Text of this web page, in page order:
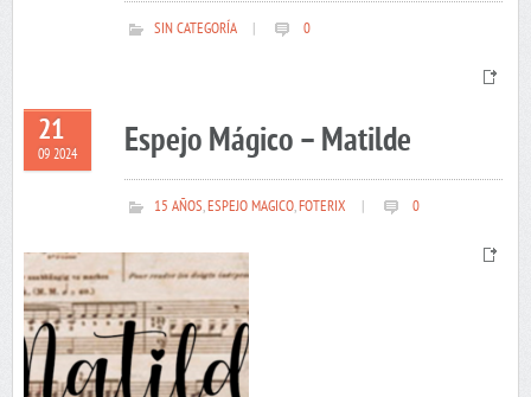
SIN CATEGORÍA 0
21
09 2024 Espejo Mágico – Matilde
15 AÑOS,ESPEJO MAGICO,FOTERIX 0